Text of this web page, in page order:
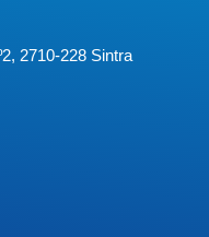
2710-228 Sintra